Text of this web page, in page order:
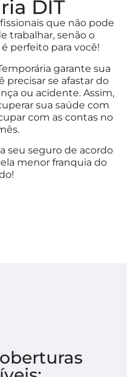
DIT
que não pode
trabalhar, senão o
perfeito para você!
garante sua
precisar se afastar do
ou acidente. Assim,
sua saúde com
com as contas no
seu seguro de acordo
menor franquia do